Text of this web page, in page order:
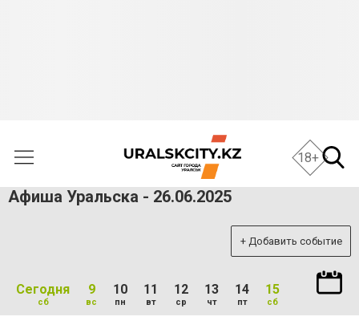
18+
Афиша Уральска - 26.06.2025
+ Добавить событие
Сегодня
сб
9
вс
10
пн
11
вт
12
ср
13
чт
14
пт
15
сб